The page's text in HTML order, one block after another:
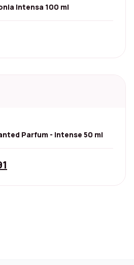
Intensa 100 ml
Parfum - Intense 50 ml